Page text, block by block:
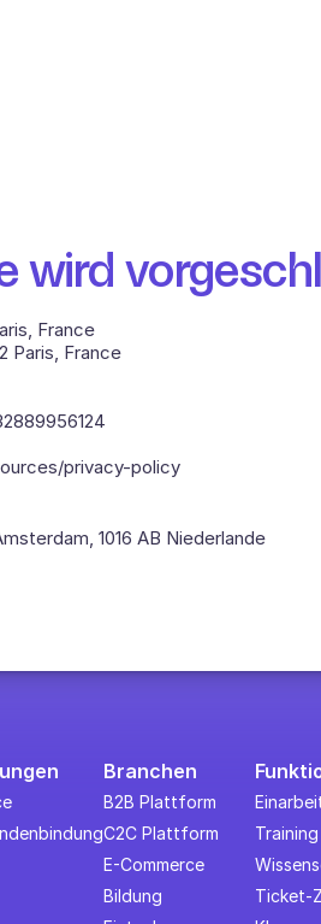
wird
France
Paris, France
privacy-policy
1016 AB Niederlande
Branchen
B2B Plattform
C2C Plattform
E-Commerce
Bildung
Training
Ticket-